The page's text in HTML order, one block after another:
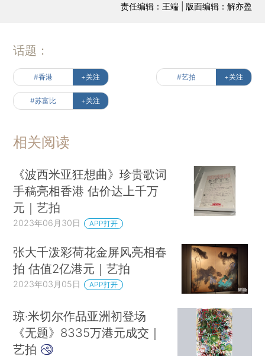
责任编辑：王端 | 版面编辑：解亦盈
话题：
#香港 +关注 #艺拍 +关注
#苏富比 +关注
相关阅读
《波西米亚狂想曲》珍贵歌词
手稿亮相香港 估价达上千万
元｜艺拍
2023年06月30日 APP打开
张大千泼彩荷花金屏风亮相春
拍 估值2亿港元｜艺拍
2023年03月05日 APP打开
琼‧米切尔作品亚洲初登场
《无题》8335万港元成交｜
艺拍